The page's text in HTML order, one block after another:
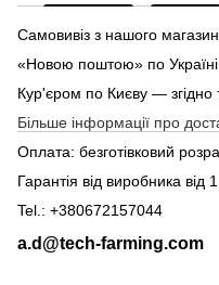
Самовивіз з нашого
«Новою поштою» по Україні
Кур'єром по Києву — згідно
Більше інформації про
Оплата: безготівковий
Гарантія від виробника від
Tel.: +380672157044
a.d@tech-farming.com